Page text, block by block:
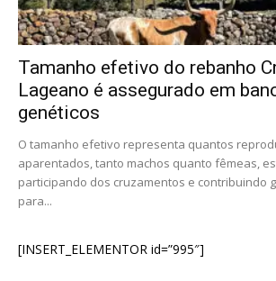
Tamanho efetivo do rebanho
Lageano é assegurado em
genéticos
O tamanho efetivo representa quantos
aparentados, tanto machos quanto fêmeas,
participando dos cruzamentos e contribuindo
para...
[INSERT_ELEMENTOR id=”995″]